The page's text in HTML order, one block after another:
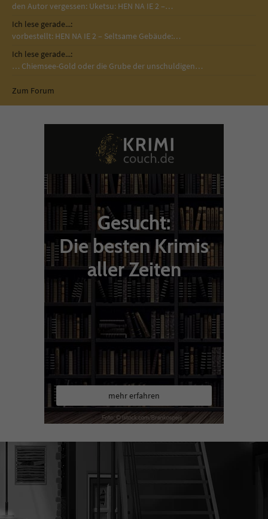
den Autor vergessen: Uketsu: HEN NA IE 2 –…
Ich lese gerade...:
vorbestellt: HEN NA IE 2 – Seltsame Gebäude:…
Ich lese gerade...:
… Chiemsee-Gold oder die Grube der unschuldigen…
Zum Forum
Gesucht:
Die besten Krimis
aller Zeiten
mehr erfahren